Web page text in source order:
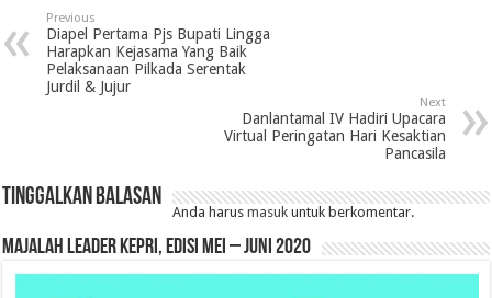
Previous
Diapel Pertama Pjs Bupati Lingga
Harapkan Kejasama Yang Baik
Pelaksanaan Pilkada Serentak
Jurdil & Jujur
Next
Danlantamal IV Hadiri Upacara
Virtual Peringatan Hari Kesaktian
Pancasila
Tinggalkan Balasan
Anda harusmasuk untuk berkomentar.
MAJALAH LEADER KEPRI, EDISI MEI – JUNI 2020